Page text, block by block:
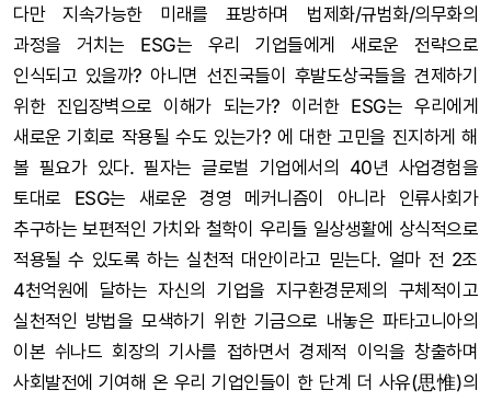
다만 지속가능한 미래를 표방하며 법제화/규범화/의무화의
과정을 거치는 ESG는 우리 기업들에게 새로운 전략으로
인식되고 있을까? 아니면 선진국들이 후발도상국들을 견제하기
위한 진입장벽으로 이해가 되는가? 이러한 ESG는 우리에게
새로운 기회로 작용될 수도 있는가? 에 대한 고민을 진지하게 해
볼 필요가 있다. 필자는 글로벌 기업에서의 40년 사업경험을
토대로 ESG는 새로운 경영 메커니즘이 아니라 인류사회가
추구하는 보편적인 가치와 철학이 우리들 일상생활에 상식적으로
적용될 수 있도록 하는 실천적 대안이라고 믿는다. 얼마 전 2조
4천억원에 달하는 자신의 기업을 지구환경문제의 구체적이고
실천적인 방법을 모색하기 위한 기금으로 내놓은 파타고니아의
이본 쉬나드 회장의 기사를 접하면서 경제적 이익을 창출하며
사회발전에 기여해 온 우리 기업인들이 한 단계 더 사유(思惟)의